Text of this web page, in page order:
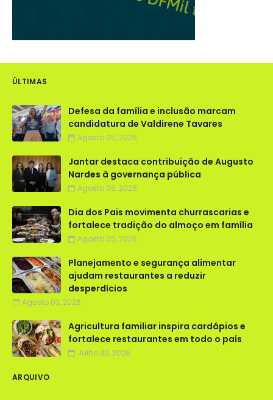
ÚLTIMAS
Defesa da família e inclusão marcam
candidatura de Valdirene Tavares
Agosto 05, 2026
Jantar destaca contribuição de Augusto
Nardes à governança pública
Agosto 05, 2026
Dia dos Pais movimenta churrascarias e
fortalece tradição do almoço em família
Agosto 05, 2026
Planejamento e segurança alimentar
ajudam restaurantes a reduzir
desperdícios
Agosto 03, 2026
Agricultura familiar inspira cardápios e
fortalece restaurantes em todo o país
Julho 30, 2026
ARQUIVO